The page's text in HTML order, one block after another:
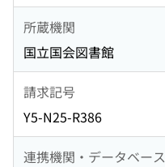
所蔵機関
国立国会図書館
請求記号
Y5-N25-R386
連携機関・データベース